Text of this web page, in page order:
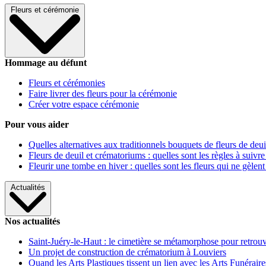
Fleurs et cérémonie
Hommage au défunt
Fleurs et cérémonies
Faire livrer des fleurs pour la cérémonie
Créer votre espace cérémonie
Pour vous aider
Quelles alternatives aux traditionnels bouquets de fleurs de
Fleurs de deuil et crématoriums : quelles sont les règles à
Fleurir une tombe en hiver : quelles sont les fleurs qui ne gèlent
Actualités
Nos actualités
Saint-Juéry-le-Haut : le cimetière se métamorphose pour
Un projet de construction de crématorium à Louviers
Quand les Arts Plastiques tissent un lien avec les Arts